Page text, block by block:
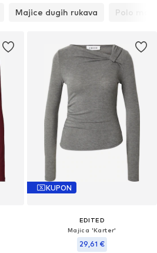
Majice dugih rukava Polo
KUPON
EDITED
Majica 'Karter'
29,61 €